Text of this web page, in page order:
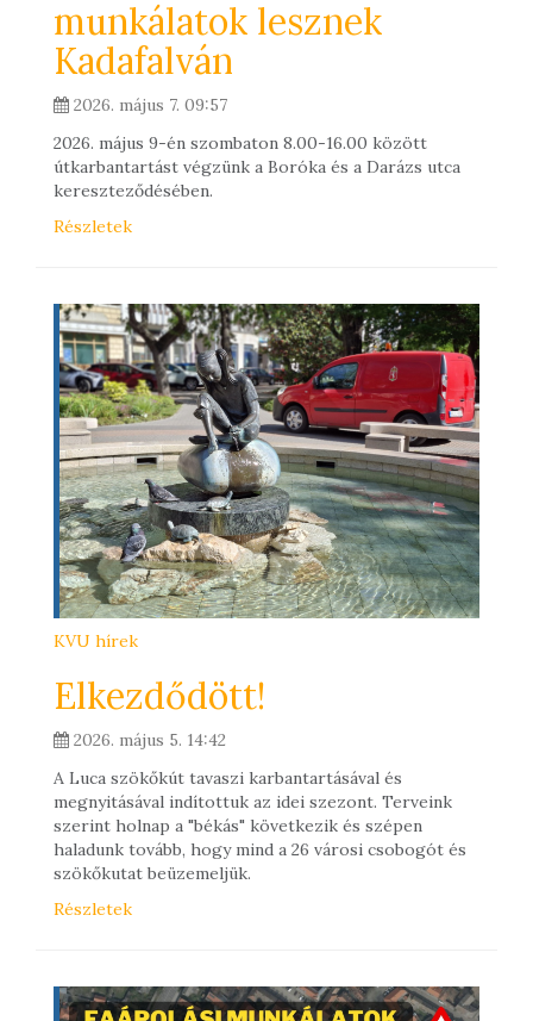
munkálatok lesznek
Kadafalván
2026. május 7. 09:57
2026. május 9-én szombaton 8.00-16.00 között
útkarbantartást végzünk a Boróka és a Darázs utca
kereszteződésében.
Részletek
KVU hírek
Elkezdődött!
2026. május 5. 14:42
A Luca szökőkút tavaszi karbantartásával és
megnyitásával indítottuk az idei szezont. Terveink
szerint holnap a "békás" következik és szépen
haladunk tovább, hogy mind a 26 városi csobogót és
szökőkutat beüzemeljük.
Részletek